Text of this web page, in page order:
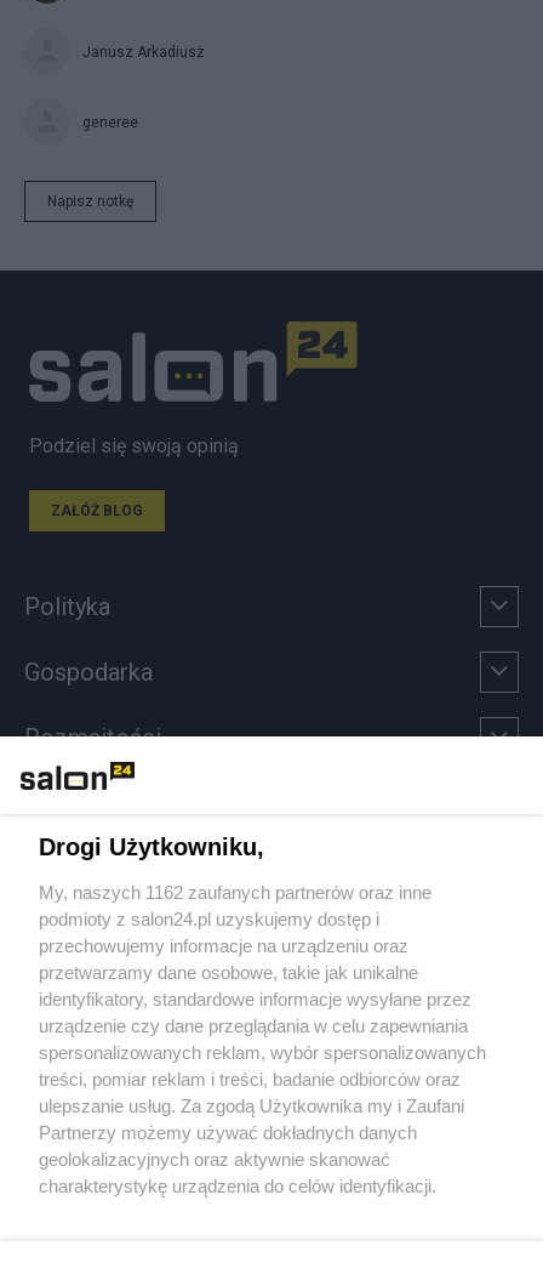
Janusz Arkadiusz
generee
Napisz notkę
Podziel się swoją opinią
ZAŁÓŻ BLOG
Polityka
Gospodarka
Rozmaitości
Sport
Społeczeństwo
Kultura
X Facebook Instagram Youtube
Drogi Użytkowniku,
My, naszych 1162 zaufanych partnerów oraz inne
podmioty z salon24.pl uzyskujemy dostęp i
przechowujemy informacje na urządzeniu oraz
przetwarzamy dane osobowe, takie jak unikalne
identyfikatory, standardowe informacje wysyłane przez
urządzenie czy dane przeglądania w celu zapewniania
spersonalizowanych reklam, wybór spersonalizowanych
treści, pomiar reklam i treści, badanie odbiorców oraz
ulepszanie usług. Za zgodą Użytkownika my i Zaufani
Partnerzy możemy używać dokładnych danych
geolokalizacyjnych oraz aktywnie skanować
charakterystykę urządzenia do celów identyfikacji.